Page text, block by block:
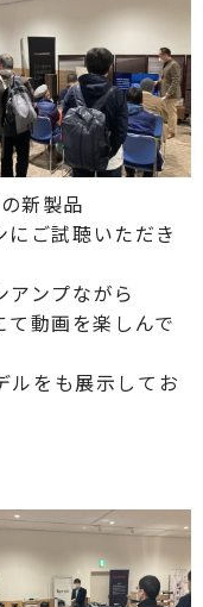
新製品
ご試聴いただき
ンプながら
動画を楽しんで
ルをも展示してお